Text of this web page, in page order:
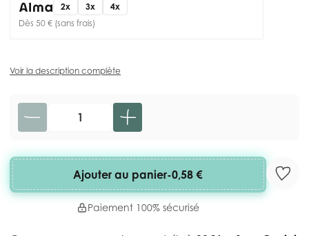
2x 3x
4x
Dès 50 € (sans frais)
Voir la description complète
Quantité
Ajouter au panier-0,58 €
Paiement 100% sécurisé